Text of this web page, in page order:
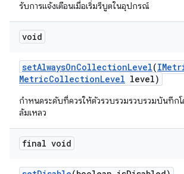
รับการแจ้งเตือนเมื่อเริ่มรีบูตในอุปกรณ์
void
setAlwaysOnCollectionLevel(
MetricCollectionLevel level)
กำหนดระดับที่ควรให้ตัวรวบรวมรวบรวมบันทึกโ
ล้มเหลว
final void